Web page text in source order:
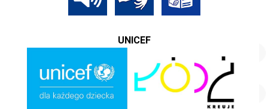
UNICEF